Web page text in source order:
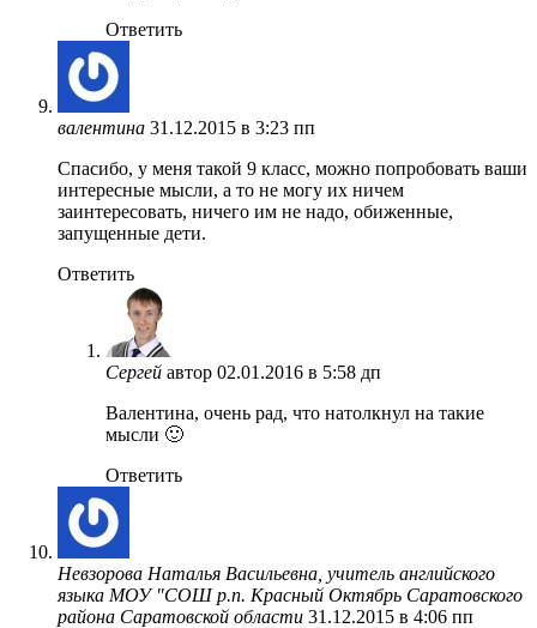
Ответить
валентина 31.12.2015 в 3:23 пп
Спасибо, у меня такой 9 класс, можно попробовать ваши
интересные мысли, а то не могу их ничем
заинтересовать, ничего им не надо, обиженные,
запущенные дети.
Ответить
Сергей автор 02.01.2016 в 5:58 дп
Валентина, очень рад, что натолкнул на такие
мысли 🙂
Ответить
Невзорова Наталья Васильевна, учитель английского
языка МОУ "СОШ р.п. Красный Октябрь Саратовского
района Саратовской области 31.12.2015 в 4:06 пп